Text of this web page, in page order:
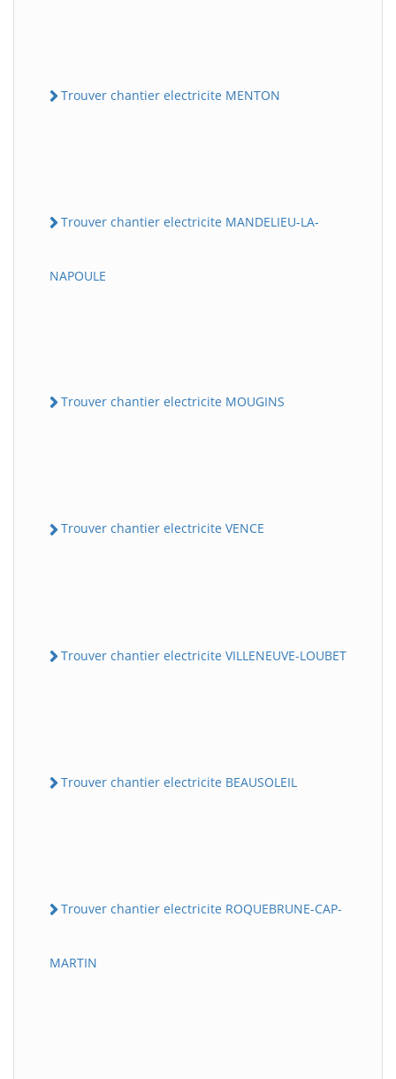
Trouver chantier electricite MENTON
Trouver chantier electricite MANDELIEU-LA-
NAPOULE
Trouver chantier electricite MOUGINS
Trouver chantier electricite VENCE
Trouver chantier electricite VILLENEUVE-LOUBET
Trouver chantier electricite BEAUSOLEIL
Trouver chantier electricite ROQUEBRUNE-CAP-
MARTIN